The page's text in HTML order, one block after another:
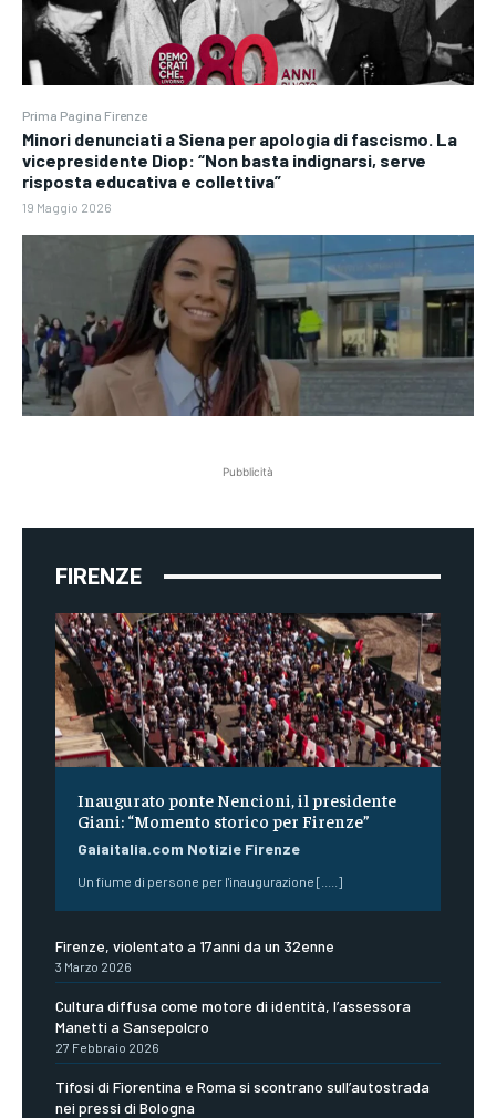
Prima Pagina Firenze
Minori denunciati a Siena per apologia di fascismo. La
vicepresidente Diop: “Non basta indignarsi, serve
risposta educativa e collettiva”
19 Maggio 2026
Pubblicità
FIRENZE
Inaugurato ponte Nencioni, il presidente
Giani: “Momento storico per Firenze”
Gaiaitalia.com Notizie Firenze
Un fiume di persone per l'inaugurazione [.....]
Firenze, violentato a 17anni da un 32enne
3 Marzo 2026
Cultura diffusa come motore di identità, l’assessora
Manetti a Sansepolcro
27 Febbraio 2026
Tifosi di Fiorentina e Roma si scontrano sull’autostrada
nei pressi di Bologna